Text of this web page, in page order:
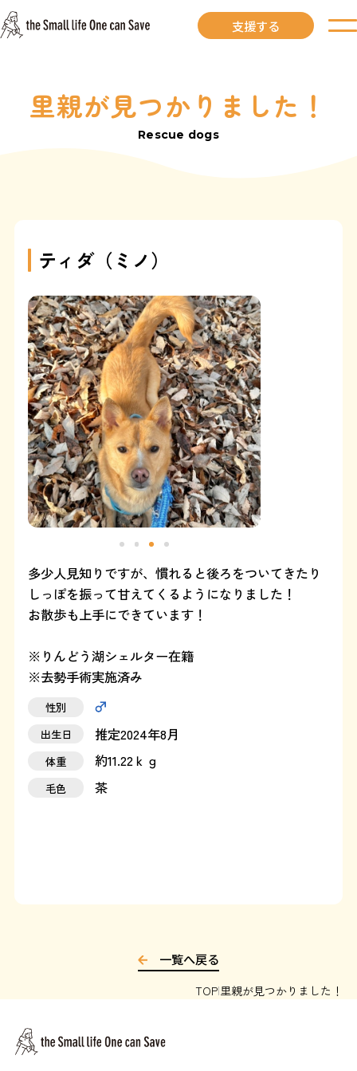
お知らせ
里親が見つかりました
よくある質問
SHOP
ブログ
協賛企業について
運営：藤和那須リゾート株式会社
Copyright © Towa Nasu Resort Co. All Rights Reserved.
支援する
里親が見つかりました！
Rescue dogs
ティダ（ミノ）
多少人見知りですが、慣れると後ろをついてきたり
しっぽを振って甘えてくるようになりました！
お散歩も上手にできています！
※りんどう湖シェルター在籍
※去勢手術実施済み
性別
出生日
推定2024年8月
体重 約11.22ｋｇ
毛色 茶
一覧へ戻る
TOP 里親が見つかりました！